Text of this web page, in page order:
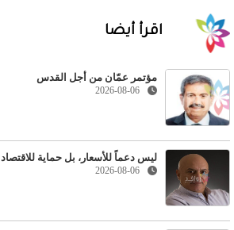
اقرأ أيضا
مؤتمر عمّان من أجل القدس
2026-08-06
ليس دعماً للأسعار، بل حماية للاقتصاد
2026-08-06